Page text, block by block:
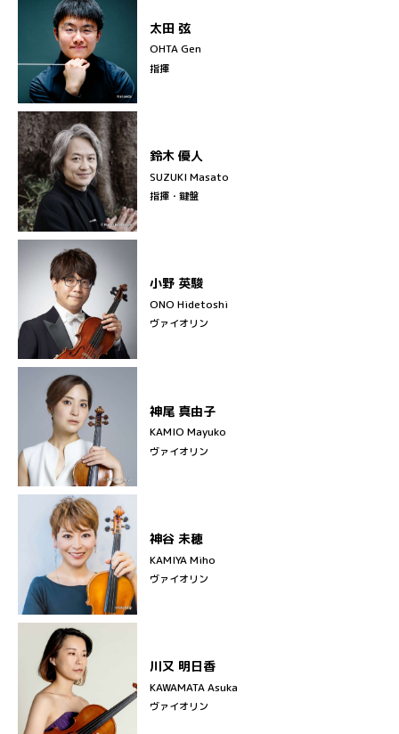
太田 弦
OHTA Gen
指揮
鈴木 優人
SUZUKI Masato
指揮・鍵盤
小野 英駿
ONO Hidetoshi
ヴァイオリン
神尾 真由子
KAMIO Mayuko
ヴァイオリン
神谷 未穂
KAMIYA Miho
ヴァイオリン
川又 明日香
KAWAMATA Asuka
ヴァイオリン